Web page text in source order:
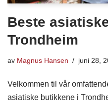
Beste
Trondheim
av Magnus Hansen juni 28,
Velkommen til vår
asiatiske butikkene i